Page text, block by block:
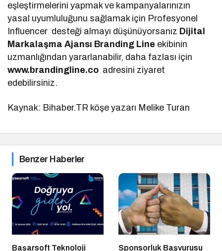
eşleştirmelerini yapmak ve kampanyalarınızın
yasal uyumluluğunu sağlamak için Profesyonel
Influencer desteği almayı düşünüyorsanız Dijital
Markalaşma Ajansı Branding Line ekibinin
uzmanlığından yararlanabilir, daha fazlası için
www.brandingline.co adresini ziyaret
edebilirsiniz.
Kaynak: Bihaber.TR köşe yazarı Melike Turan
Benzer Haberler
Başarsoft Teknoloji
Sponsorluk Başvurusu